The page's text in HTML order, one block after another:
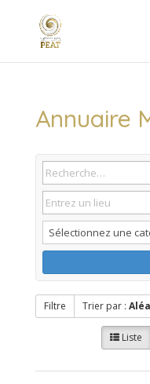
Annuaire
Filtre Trier par :
Liste